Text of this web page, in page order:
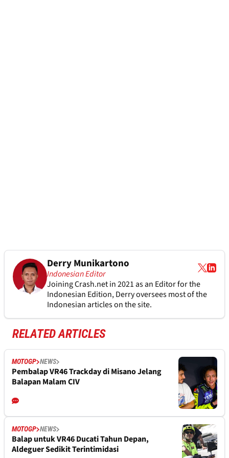
Derry Munikartono
Indonesian Editor
Joining Crash.net in 2021 as an Editor for the
Indonesian Edition, Derry oversees most of the
Indonesian articles on the site.
RELATED ARTICLES
MOTOGP NEWS
Pembalap VR46 Trackday di Misano Jelang
Balapan Malam CIV
MOTOGP NEWS
Balap untuk VR46 Ducati Tahun Depan,
Aldeguer Sedikit Terintimidasi